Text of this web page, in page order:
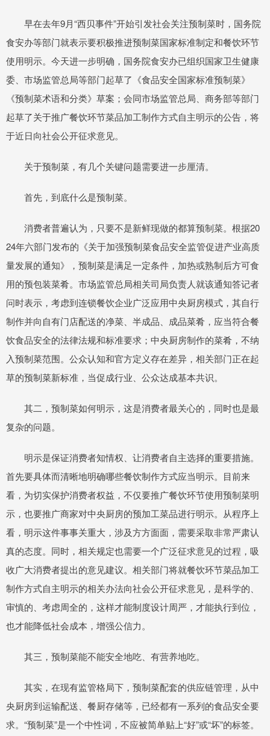
早在去年9月“西贝事件”开始引发社会关注预制菜时，国务院
食安办等部门就表示要积极推进预制菜国家标准制定和餐饮环节
使用明示。今天进一步明确，国务院食安办已组织国家卫生健康
委、市场监管总局等部门起草了《食品安全国家标准预制菜》
《预制菜术语和分类》草案；会同市场监管总局、商务部等部门
起草了关于推广餐饮环节菜品加工制作方式自主明示的公告，将
于近日向社会公开征求意见。
关于预制菜，有几个关键问题需要进一步厘清。
首先，到底什么是预制菜。
消费者普遍认为，只要不是新鲜现做的都算预制菜。根据20
24年六部门发布的《关于加强预制菜食品安全监管促进产业高质
量发展的通知》，预制菜是满足一定条件，加热或熟制后方可食
用的预包装菜肴。市场监管总局相关司局负责人就该通知答记者
问时表示，考虑到连锁餐饮企业广泛应用中央厨房模式，其自行
制作并向自有门店配送的净菜、半成品、成品菜肴，应当符合餐
饮食品安全的法律法规和标准要求；中央厨房制作的菜肴，不纳
入预制菜范围。公众认知和官方定义存在差异，相关部门正在起
草的预制菜新标准，当促成行业、公众达成基本共识。
其二，预制菜如何明示，这是消费者最关心的，同时也是最
复杂的问题。
明示是保证消费者知情权、让消费者自主选择的重要措施。
首先要具体而清晰地明确哪些餐饮制作方式应当明示。目前来
看，为切实保护消费者权益，不仅要推广餐饮环节使用预制菜明
示，也要推广商家对中央厨房的预加工菜品进行明示。从程序上
看，明示这件事事关重大，涉及方方面面，需要采取非常严肃认
真的态度。同时，相关规定也需要一个广泛征求意见的过程，吸
收广大消费者提出的意见建议。相关部门将就餐饮环节菜品加工
制作方式自主明示的相关办法向社会公开征求意见，是科学的、
审慎的、考虑周全的，这样才能制度设计周严，才能执行到位，
也才能降低社会成本，增强公信力。
其三，预制菜能不能安全地吃、有营养地吃。
其实，在现有监管格局下，预制菜配套的供应链管理，从中
央厨房到运输配送、餐厨存储等，已经都有一系列的食品安全要
求。“预制菜”是一个中性词，不应被简单贴上“好”或“坏”的标签。